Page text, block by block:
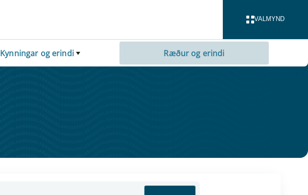
VALMYND
Kynningar og erindi Ræður og erindi